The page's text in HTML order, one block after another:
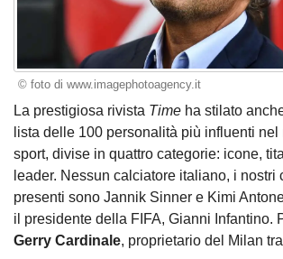
© foto di www.imagephotoagency.it
La prestigiosa rivista Time ha stilato
lista delle 100 personalità più influenti
sport, divise in quattro categorie: icone,
leader. Nessun calciatore italiano, i nostri
presenti sono Jannik Sinner e Kimi
il presidente della FIFA, Gianni Infantino.
Gerry Cardinale, proprietario del Milan